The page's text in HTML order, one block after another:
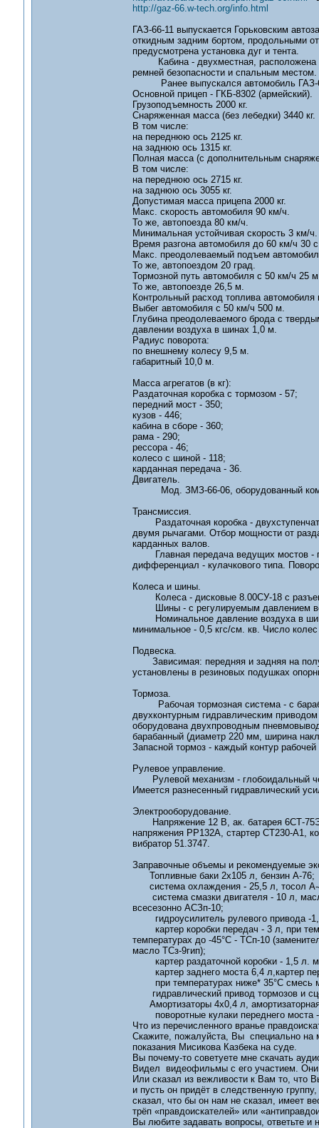
http://gaz-66.w-tech.org/info.html
ГАЗ-66-11 выпускается Горьковским
откидным задним бортом, продольными
предусмотрена установка дуг и тента.
Кабина - двухместная, расположена
ремней безопасности и спальным
Ранее выпускался автомобиль ГАЗ-
Основной прицеп - ГКБ-8302 (армейский).
Грузоподъемность 2000 кг.
Снаряженная масса (без лебедки) 3440 кг.
В том числе:
на переднюю ось 2125 кг.
на заднюю ось 1315 кг.
Полная масса (с дополнительным
В том числе:
на переднюю ось 2715 кг.
на заднюю ось 3055 кг.
Допустимая масса прицепа 2000 кг.
Макс. скорость автомобиля 90 км/ч.
То же, автопоезда 80 км/ч.
Минимальная устойчивая скорость 3 км/ч.
Время разгона автомобиля до 60 км/ч 30
Макс. преодолеваемый подъем
То же, автопоездом 20 град.
Тормозной путь автомобиля с 50 км/ч 25
То же, автопоезде 26,5 м.
Контрольный расход топлива
Выбег автомобиля с 50 км/ч 500 м.
Глубина преодолеваемого брода с
давлении воздуха в шинах 1,0 м.
Радиус поворота:
по внешнему колесу 9,5 м.
габаритный 10,0 м.
Масса агрегатов (в кг):
Раздаточная коробка с тормозом - 57;
передний мост - 350;
кузов - 446;
кабина в сборе - 360;
рама - 290;
рессора - 46;
колесо с шиной - 118;
карданная передача - 36.
Двигатель.
Мод. ЗМЗ-66-06, оборудованный
Трансмиссия.
Раздаточная коробка -
двумя рычагами. Отбор мощности от
карданных валов.
Главная передача ведущих мостов -
дифференциал - кулачкового типа.
Колеса и шины.
Колеса - дисковые 8.00СУ-18 с
Шины - с регулируемым давлением
Номинальное давление воздуха в
минимальное - 0,5 кгс/см. кв. Число
Подвеска.
Зависимая: передняя и задняя на
установлены в резиновых подушках
Тормоза.
Рабочая тормозная система - с
двухконтурным гидравлическим
оборудована двухпроводным
барабанный (диаметр 220 мм, ширина
Запасной тормоз - каждый контур
Рулевое управление.
Рулевой механизм - глобоидальный
Имеется разнесенный гидравлический
Электрооборудование.
Напряжение 12 В, ак. батарея 6СТ-
напряжения РР132А, стартер СТ230-А1,
вибратор 51.3747.
Заправочные объемы и рекомендуемые
Топливные баки 2х105 л, бензин А-76;
система охлаждения - 25,5 л, тосол А-
система смазки двигателя - 10 л,
всесезонно АСЗп-10;
гидроусилитель рулевого привода -
картер коробки передач - 3 л, при
температурах до -45°С - ТСп-10
масло ТСз-9гип);
картер раздаточной коробки - 1,5 л.
картер заднего моста 6,4 л,картер
при температурах ниже* 35°С смесь
гидравлический привод тормозов и
Амортизаторы 4х0,4 л,
поворотные кулаки переднего моста -
Что из перечисленного вранье
Скажите, пожалуйста, Вы специально на
показания Мисикова Казбека на суде.
Вы почему-то советуете мне скачать
Видел видеофильмы с его участием. Они
Или сказал из вежливости к Вам то, что
и пусть он придёт в следственную
сказал, что бы он нам не сказал, имеет
трёп «правдоискателей» или
Вы любите задавать вопросы, ответьте и